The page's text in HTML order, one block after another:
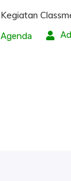
Kegiatan
Agenda